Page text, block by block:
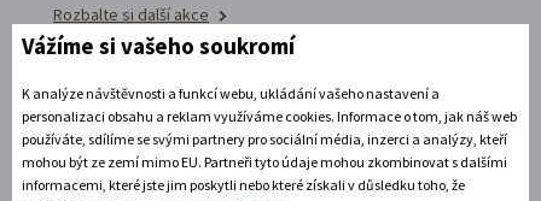
Rozbalte si další akce
19:30 - 22:00
Bílá paní na vdávání
Vážíme si vašeho soukromí
K analýze návštěvnosti a funkcí webu, ukládání vašeho nastavení a
personalizaci obsahu a reklam využíváme cookies. Informace o tom, jak náš web
používáte, sdílíme se svými partnery pro sociální média, inzerci a analýzy, kteří
mohou být ze zemí mimo EU. Partneři tyto údaje mohou zkombinovat s dalšími
informacemi, které jste jim poskytli nebo které získali v důsledku toho, že